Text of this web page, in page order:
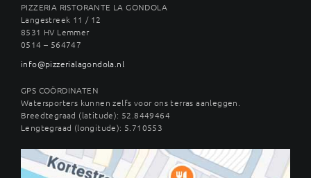
PIZZERIA RISTORANTE LA GONDOLA
Langestreek 11 / 12
8531 HV Lemmer
0514 – 564747
info@pizzerialagondola.nl
GPS COÖRDINATEN
Watersporters kunnen zelfs voor ons terras aanleggen.
Breedtegraad (latitude): 52.8449464
Lengtegraad (longitude): 5.710553